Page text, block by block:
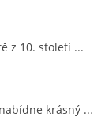
z 10. století ...
krásný ...